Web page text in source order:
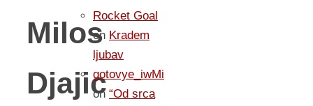
Milos
Djajic
Rocket Goal
on Kradem
ljubav
gotovye_iwMi
on “Od srca